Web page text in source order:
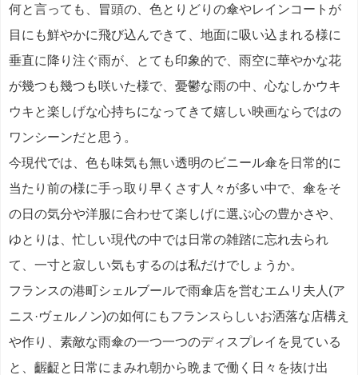
何と言っても、冒頭の、色とりどりの傘やレインコートが
目にも鮮やかに飛び込んできて、地面に吸い込まれる様に
垂直に降り注ぐ雨が、とても印象的で、雨空に華やかな花
が幾つも幾つも咲いた様で、憂鬱な雨の中、心なしかウキ
ウキと楽しげな心持ちになってきて嬉しい映画ならではの
ワンシーンだと思う。
今現代では、色も味気も無い透明のビニール傘を日常的に
当たり前の様に手っ取り早くさす人々が多い中で、傘をそ
の日の気分や洋服に合わせて楽しげに選ぶ心の豊かさや、
ゆとりは、忙しい現代の中では日常の雑踏に忘れ去られ
て、一寸と寂しい気もするのは私だけでしょうか。
フランスの港町シェルブールで雨傘店を営むエムリ夫人(ア
ニス·ヴェルノン)の如何にもフランスらしいお洒落な店構え
や作り、素敵な雨傘の一つ一つのディスプレイを見ている
と、齷齪と日常にまみれ朝から晩まで働く日々を抜け出